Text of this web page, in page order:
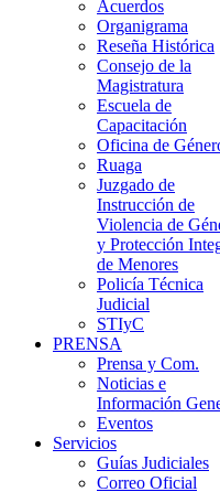
Acuerdos
Organigrama
Reseña Histórica
Consejo de la
Magistratura
Escuela de
Capacitación
Oficina de
Ruaga
Juzgado de
Instrucción de
Violencia de
y Protección
de Menores
Policía Técnica
Judicial
STIyC
PRENSA
Prensa y Com.
Noticias e
Información
Eventos
Servicios
Guías Judiciales
Correo Oficial